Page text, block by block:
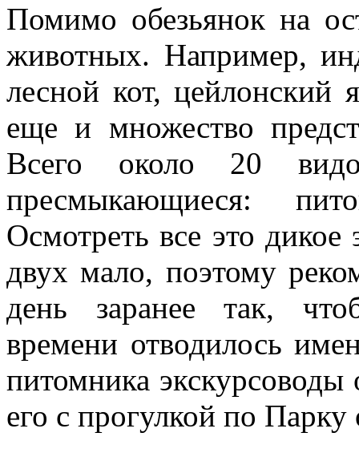
Помимо обезьянок на
животных. Например,
лесной кот, цейлонский
еще и множество
Всего около 20
пресмыкающиеся:
Осмотреть все это дикое
двух мало, поэтому
день заранее так,
времени отводилось
питомника
его с прогулкой по